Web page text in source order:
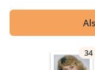
34